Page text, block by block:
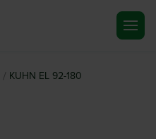
/ KUHN EL 92-180